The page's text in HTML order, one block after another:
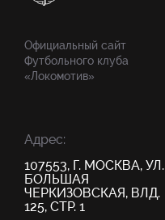
Официальный сайт
Футбольного клуба
«Локомотив»
Адрес:
107553, Г. МОСКВА, УЛ.
БОЛЬШАЯ
ЧЕРКИЗОВСКАЯ, ВЛД.
125, СТР. 1